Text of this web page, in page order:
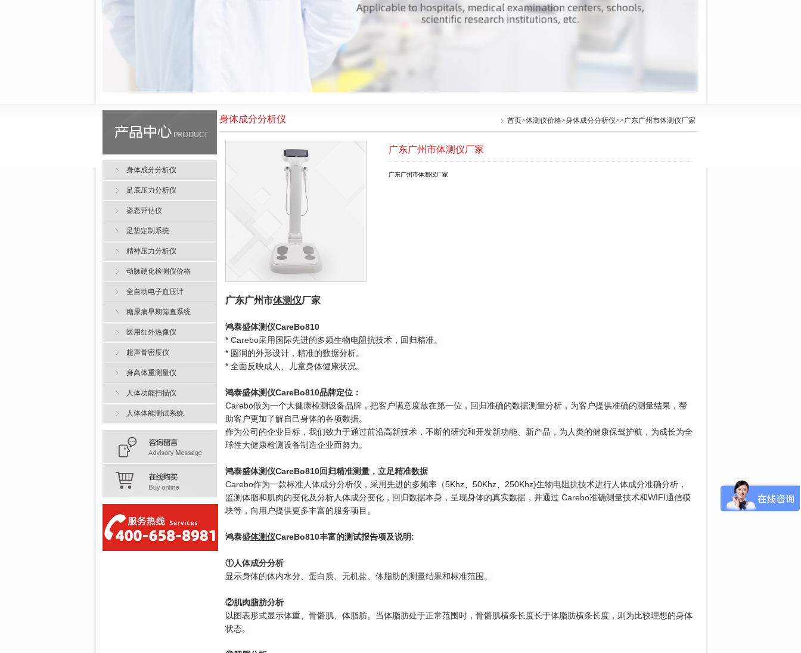
身体成分分析仪 首页>体测仪价格>身体成分分析仪>>广东广州市体测仪厂家
广东广州市体测仪厂家
广东广州市体测仪厂家
广东广州市体测仪厂家
鸿泰盛体测仪CareBo810
* Carebo采用国际先进的多频生物电阻抗技术，回归精准。
* 圆润的外形设计，精准的数据分析。
* 全面反映成人、儿童身体健康状况。
鸿泰盛体测仪CareBo810品牌定位：
Carebo做为一个大健康检测设备品牌，把客户满意度放在第一位，回归准确的数据测量分析，为客户提供准确的测量结果，帮
助客户更加了解自己身体的各项数据。
作为公司的企业目标，我们致力于通过前沿高新技术，不断的研究和开发新功能、新产品，为人类的健康保驾护航，为成长为全
球性大健康检测设备制造企业而努力。
鸿泰盛体测仪CareBo810回归精准测量，立足精准数据
Carebo作为一款标准人体成分分析仪 ，采用先进的多频率（5Khz、50Khz、250Khz)生物电阻抗技术进行人体成分准确分析，
监测体脂和肌肉的变化及分析人体成分变化，回归数据本身，呈现身体的真实数据，并通过 Carebo准确测量技术和WIFI通信模
块等，向用户提供更多丰富的服务项目。
鸿泰盛体测仪CareBo810丰富的测试报告项及说明:
①人体成分分析
显示身体的体内水分、蛋白质、无机盐、体脂肪的测量结果和标准范围。
②肌肉脂肪分析
以图表形式显示体重、骨骼肌、体脂肪。当体脂肪处于正常范围时，骨骼肌横条长度长于体脂肪横条长度，则为比较理想的身体
状态。
身体成分分析仪
足底压力分析仪
姿态评估仪
足垫定制系统
精神压力分析仪
动脉硬化检测仪价格
全自动电子血压计
糖尿病早期筛查系统
医用红外热像仪
超声骨密度仪
身高体重测量仪
人体功能扫描仪
人体体能测试系统